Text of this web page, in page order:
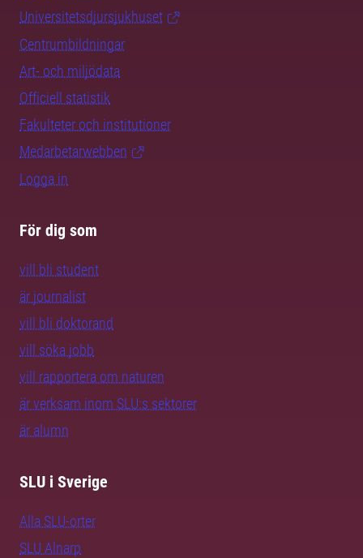
Universitetsdjursjukhuset
Centrumbildningar
Art- och miljödata
Officiell statistik
Fakulteter och institutioner
Medarbetarwebben
Logga in
För dig som
vill bli student
är journalist
vill bli doktorand
vill söka jobb
vill rapportera om naturen
är verksam inom SLU:s sektorer
är alumn
SLU i Sverige
Alla SLU-orter
SLU Alnarp